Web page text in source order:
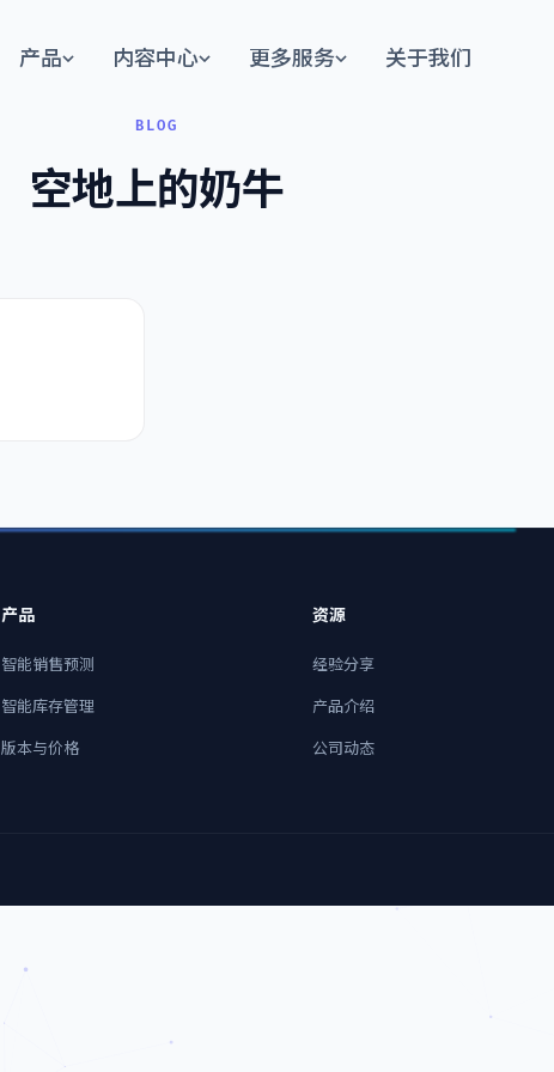
产品 内容中心 更多服务 关于我们
BLOG
空地上的奶牛
产品
智能销售预测
智能库存管理
版本与价格
资源
经验分享
产品介绍
公司动态